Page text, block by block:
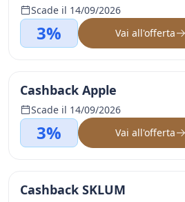
Scade il 14/09/2026
3% Vai all'offerta
Cashback Apple
Scade il 14/09/2026
3% Vai all'offerta
Cashback SKLUM